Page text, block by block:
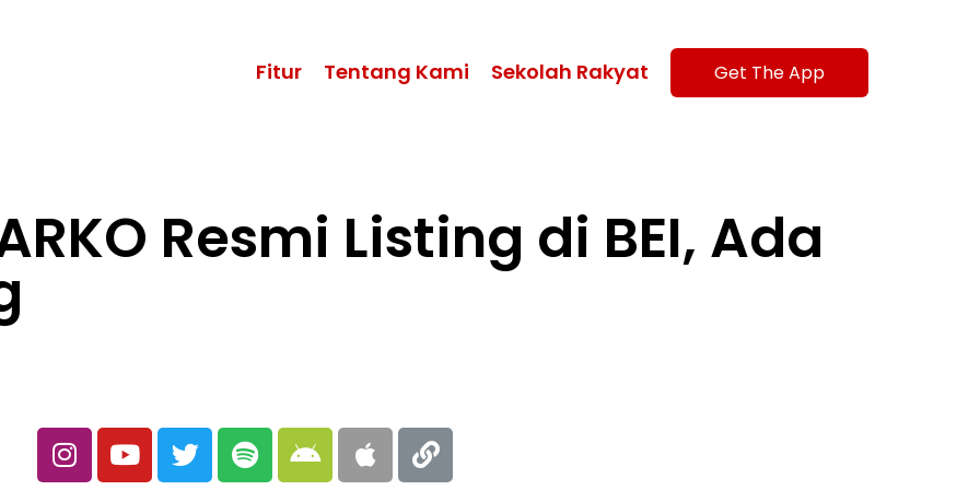
Fitur Tentang Kami Sekolah Rakyat Get The App
Resmi Listing di BEI, Ada